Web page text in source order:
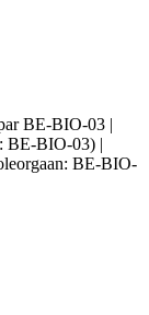
BE-BIO-03 |
BE-BIO-03) |
BE-BIO-